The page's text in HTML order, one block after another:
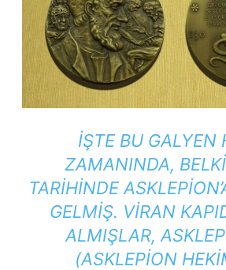
İŞTE BU GALYEN
ZAMANINDA,
TARIHINDE
GELMIŞ. VIRAN
ALMIŞLAR,
(ASKLEPION